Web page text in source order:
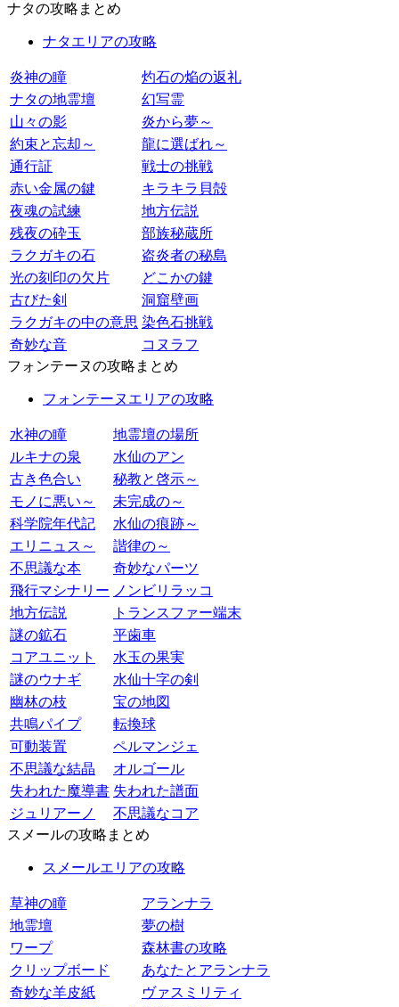
ナタの攻略まとめ
ナタエリアの攻略
炎神の瞳
灼石の焔の返礼
ナタの地霊壇
幻写霊
山々の影
炎から夢～
約束と忘却～
龍に選ばれ～
通行証
戦士の挑戦
赤い金属の鍵
キラキラ貝殻
夜魂の試練
地方伝説
残夜の砕玉
部族秘蔵所
ラクガキの石
盗炎者の秘島
光の刻印の欠片
どこかの鍵
古びた剣
洞窟壁画
ラクガキの中の意思 染色石挑戦
奇妙な音
コヌラフ
フォンテーヌの攻略まとめ
フォンテーヌエリアの攻略
水神の瞳
地霊壇の場所
ルキナの泉
水仙のアン
古き色合い
秘教と啓示～
モノに悪い～
未完成の～
科学院年代記
水仙の痕跡～
エリニュス～
諧律の～
不思議な本
奇妙なパーツ
飛行マシナリー ノンビリラッコ
地方伝説
トランスファー端末
謎の鉱石
平歯車
コアユニット
水玉の果実
謎のウナギ
水仙十字の剣
幽林の枝
宝の地図
共鳴パイプ
転換球
可動装置
ペルマンジェ
不思議な結晶
オルゴール
失われた魔導書 失われた譜面
ジュリアーノ
不思議なコア
スメールの攻略まとめ
スメールエリアの攻略
草神の瞳
アランナラ
地霊壇
夢の樹
ワープ
森林書の攻略
クリップボード
あなたとアランナラ
奇妙な羊皮紙
ヴァスミリティ